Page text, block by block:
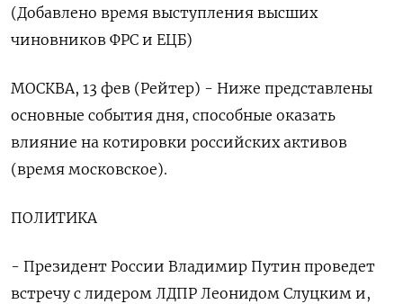
(Добавлено время выступления высших
чиновников ФРС и ЕЦБ)
МОСКВА, 13 фев (Рейтер) - Ниже представлены
основные события дня, способные оказать
влияние на котировки российских активов
(время московское).
ПОЛИТИКА
- Президент России Владимир Путин проведет
встречу с лидером ЛДПР Леонидом Слуцким и,